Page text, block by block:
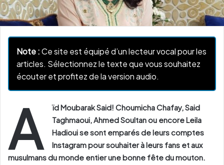
Note :Ce site est équipé d’un lecteur vocal pour les
articles. Sélectionnez le texte que vous souhaitez
écouter et profitez de la version audio.
A
ïd Moubarak Said! Choumicha Chafay, Said
Taghmaoui, Ahmed Soultan ou encore Leila
Hadioui se sont emparés de leurs comptes
Instagram pour souhaiter à leurs fans et aux
musulmans du monde entier une bonne fête du mouton.